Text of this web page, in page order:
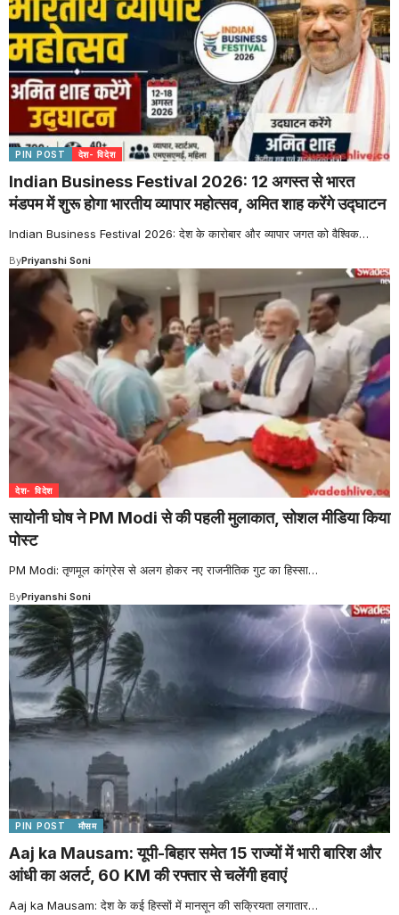
PIN POST देश- विदेश
Indian Business Festival 2026: 12 अगस्त से भारत
मंडपम में शुरू होगा भारतीय व्यापार महोत्सव, अमित शाह करेंगे उद्घाटन
Indian Business Festival 2026: देश के कारोबार और व्यापार जगत को वैश्विक…
ByPriyanshi Soni
देश- विदेश
सायोनी घोष ने PM Modi से की पहली मुलाकात, सोशल मीडिया किया
पोस्ट
PM Modi: तृणमूल कांग्रेस से अलग होकर नए राजनीतिक गुट का हिस्सा…
ByPriyanshi Soni
PIN POST मौसम
Aaj ka Mausam: यूपी-बिहार समेत 15 राज्यों में भारी बारिश और
आंधी का अलर्ट, 60 KM की रफ्तार से चलेंगी हवाएं
Aaj ka Mausam: देश के कई हिस्सों में मानसून की सक्रियता लगातार…